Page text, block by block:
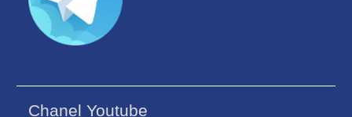
Chanel Youtube